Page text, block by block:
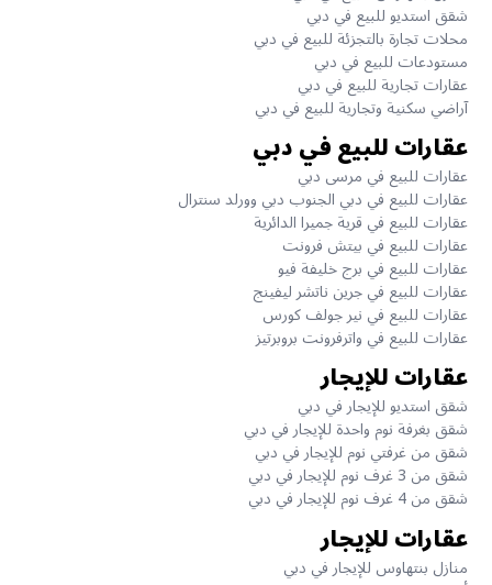
شقق استديو للبيع في دبي
محلات تجارة بالتجزئة للبيع في دبي
مستودعات للبيع في دبي
عقارات تجارية للبيع في دبي
آراضي سكنية وتجارية للبيع في دبي
عقارات للبيع في دبي
عقارات للبيع في مرسى دبي
عقارات للبيع في دبي الجنوب دبي وورلد سنترال
عقارات للبيع في قرية جميرا الدائرية
عقارات للبيع في بيتش فرونت
عقارات للبيع في برج خليفة فيو
عقارات للبيع في جرين ناتشر ليفينج
عقارات للبيع في نير جولف كورس
عقارات للبيع في واترفرونت بروبرتيز
عقارات للإيجار
شقق استديو للإيجار في دبي
شقق بغرفة نوم واحدة للإيجار في دبي
شقق من غرفتي نوم للإيجار في دبي
شقق من 3 غرف نوم للإيجار في دبي
شقق من 4 غرف نوم للإيجار في دبي
عقارات للإيجار
منازل بنتهاوس للإيجار في دبي